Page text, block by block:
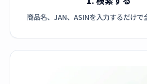
商品名、JAN、ASINを入力するだけで